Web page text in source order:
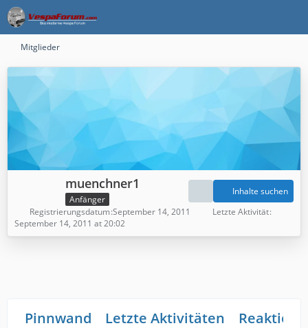
Mitglieder
muenchner1
Anfänger
Inhalte suchen
Registrierungsdatum September 14, 2011
Letzte Aktivität
September 14, 2011 at 20:02
Pinnwand Letzte Aktivitäten